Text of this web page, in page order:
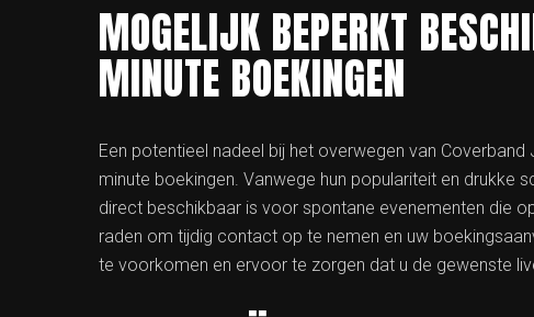
MOGELIJK BEPERKT
MINUTE BOEKINGEN
Een potentieel nadeel bij het overwegen van
minute boekingen. Vanwege hun populariteit en drukke
direct beschikbaar is voor spontane evenementen die
raden om tijdig contact op te nemen en uw
te voorkomen en ervoor te zorgen dat u de gewenste